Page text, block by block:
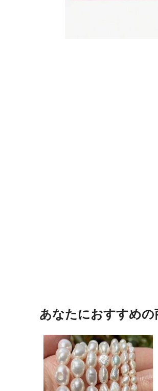
あなたにおすすめの